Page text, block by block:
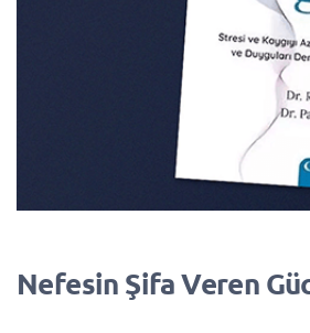
Nefesin Şifa Veren